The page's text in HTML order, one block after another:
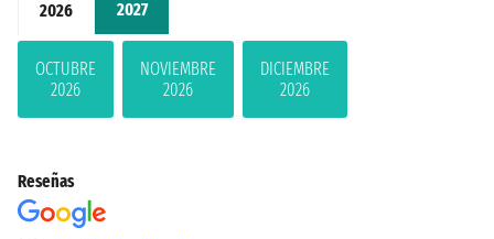
2026 2027
OCTUBRE
2026
NOVIEMBRE
2026
DICIEMBRE
2026
Reseñas